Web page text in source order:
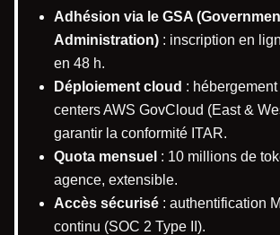
Adhésion via le GSA
Administration) : inscription en
en 48 h.
Déploiement cloud :
centers AWS GovCloud (East &
garantir la conformité ITAR.
Quota mensuel : 10 millions de
agence, extensible.
Accès sécurisé : authentification
continu (SOC 2 Type II).